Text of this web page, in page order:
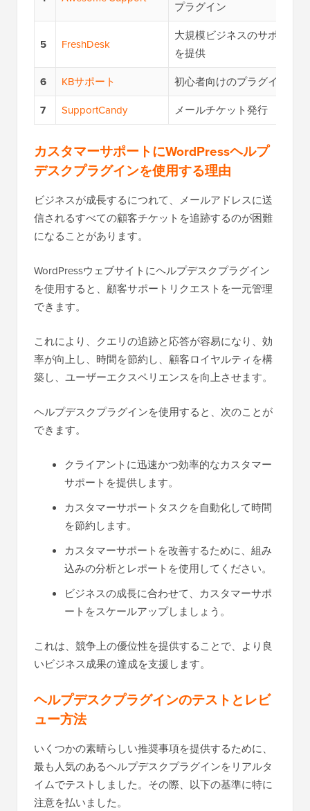
プラグイン
5 FreshDesk
大規模ビジネスのサポート
を提供
6 KBサポート 初心者向けのプラグイン
7 SupportCandy メールチケット発行
カスタマーサポートにWordPressヘルプ
デスクプラグインを使用する理由
ビジネスが成長するにつれて、メールアドレスに送
信されるすべての顧客チケットを追跡するのが困難
になることがあります。
WordPressウェブサイトにヘルプデスクプラグイン
を使用すると、顧客サポートリクエストを一元管理
できます。
これにより、クエリの追跡と応答が容易になり、効
率が向上し、時間を節約し、顧客ロイヤルティを構
築し、ユーザーエクスペリエンスを向上させます。
ヘルプデスクプラグインを使用すると、次のことが
できます。
クライアントに迅速かつ効率的なカスタマー
サポートを提供します。
カスタマーサポートタスクを自動化して時間
を節約します。
カスタマーサポートを改善するために、組み
込みの分析とレポートを使用してください。
ビジネスの成長に合わせて、カスタマーサポ
ートをスケールアップしましょう。
これは、競争上の優位性を提供することで、より良
いビジネス成果の達成を支援します。
ヘルプデスクプラグインのテストとレビ
ュー方法
いくつかの素晴らしい推奨事項を提供するために、
最も人気のあるヘルプデスクプラグインをリアルタ
イムでテストしました。その際、以下の基準に特に
注意を払いました。